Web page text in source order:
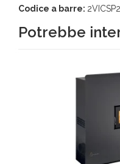
Codice a barre:
Potrebbe